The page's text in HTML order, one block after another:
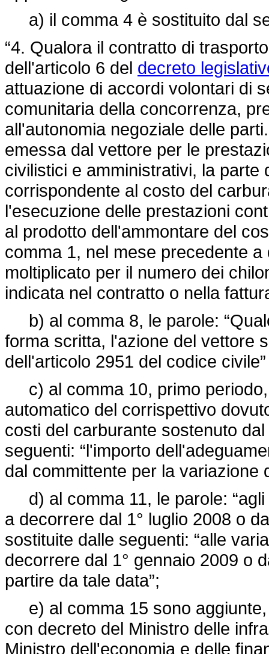
a) il comma 4 è sostituito dal
“4. Qualora il contratto di
dell'articolo 6 del decreto
attuazione di accordi volontari di
comunitaria della concorrenza,
all'autonomia negoziale delle
emessa dal vettore per le
civilistici e amministrativi, la
corrispondente al costo del
l'esecuzione delle prestazioni
al prodotto dell'ammontare del
comma 1, nel mese precedente
moltiplicato per il numero dei
indicata nel contratto o nella
b) al comma 8, le parole:
forma scritta, l'azione del vettore
dell'articolo 2951 del codice
c) al comma 10, primo periodo,
automatico del corrispettivo
costi del carburante sostenuto
seguenti: “l'importo
dal committente per la variazione
d) al comma 11, le parole:
a decorrere dal 1° luglio 2008 o
sostituite dalle seguenti: “alle
decorrere dal 1° gennaio 2009 o
partire da tale data”;
e) al comma 15 sono aggiunte,
con decreto del Ministro delle
Ministro dell'economia e delle